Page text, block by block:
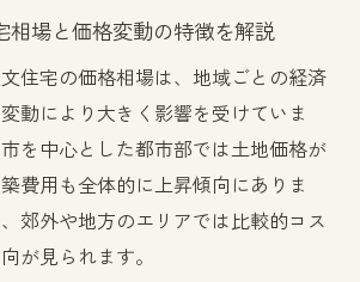
住宅相場の現実と内訳とは
土地ありの価格内訳と相場の実情
注文住宅 土地あり相場の把握方法
費と注文住宅本体価格のバランス
注文住宅相場と人気エリア選定の
相場と価格変動の特徴を解説
住宅の価格相場は、地域ごとの経済
動により大きく影響を受けていま
を中心とした都市部では土地価格が
費用も全体的に上昇傾向にありま
郊外や地方のエリアでは比較的コス
が見られます。